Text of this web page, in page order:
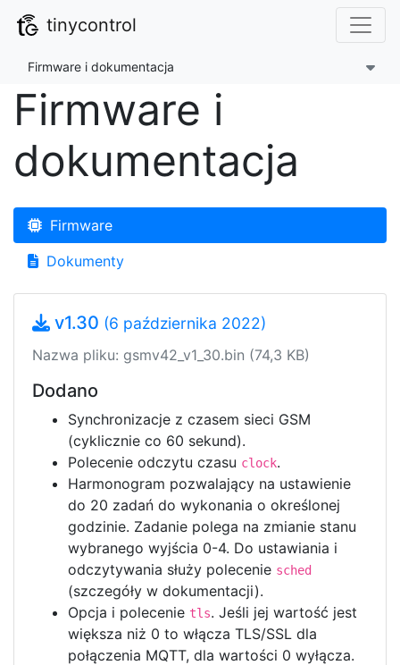
tinycontrol
Firmware i dokumentacja
Firmware i
dokumentacja
Firmware
Dokumenty
v1.30 (6 października 2022)
Nazwa pliku: gsmv42_v1_30.bin (74,3 KB)
Dodano
Synchronizacje z czasem sieci GSM
(cyklicznie co 60 sekund).
Polecenie odczytu czasu clock.
Harmonogram pozwalający na ustawienie
do 20 zadań do wykonania o określonej
godzinie. Zadanie polega na zmianie stanu
wybranego wyjścia 0-4. Do ustawiania i
odczytywania służy polecenie sched
(szczegóły w dokumentacji).
Opcja i polecenie tls. Jeśli jej wartość jest
większa niż 0 to włącza TLS/SSL dla
połączenia MQTT, dla wartości 0 wyłącza.